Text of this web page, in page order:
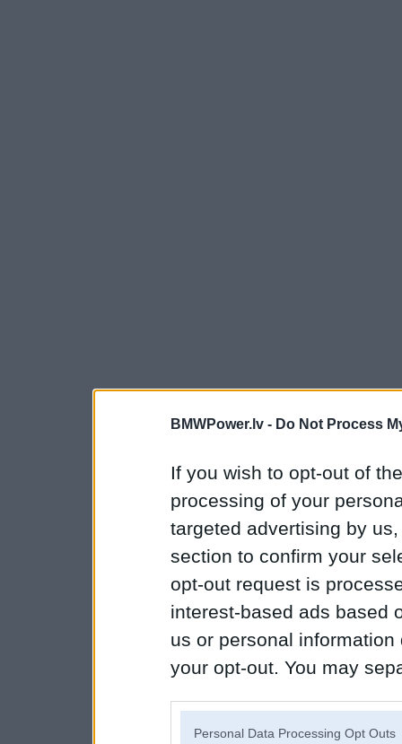
BMWPower.lv - Do Not Process
If you wish to opt-out of
processing of your
targeted advertising by
section to confirm your
opt-out request is
interest-based ads based
us or personal
your opt-out. You may
Personal Data Processing Opt Outs